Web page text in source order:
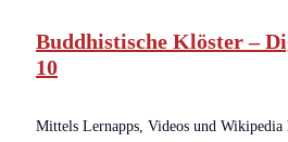
Buddhistische Klöster –
10
Mittels Lernapps, Videos und Wikipedia